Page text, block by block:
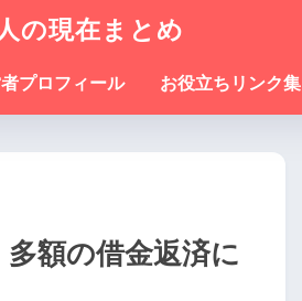
の現在まとめ
プロフィール お役立ちリンク集
額の借金返済に